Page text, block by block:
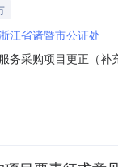
江省诸暨市公证处
务采购项目更正（
2024年4月16日9